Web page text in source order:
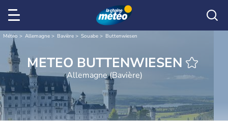
Météo Allemagne Bavière Souabe Buttenwiesen
METEO BUTTENWIESEN
Allemagne (Bavière)